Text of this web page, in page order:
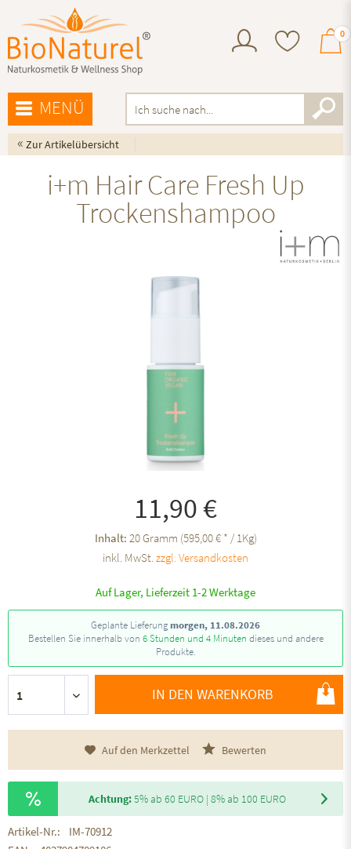
0
MENÜ
« Zur Artikelübersicht
i+m Hair Care Fresh Up
Trockenshampoo
11,90 €
Inhalt: 20 Gramm (595,00 € * / 1Kg)
inkl. MwSt.zzgl. Versandkosten
Auf Lager, Lieferzeit 1-2 Werktage
Geplante Lieferungmorgen, 11.08.2026
Bestellen Sie innerhalb von 6 Stunden und 4 Minuten dieses und andere
Produkte.
IN DEN WARENKORB
Auf den Merkzettel Bewerten
Achtung:5% ab 60 EURO | 8% ab 100 EURO
Artikel-Nr.:
IM-70912